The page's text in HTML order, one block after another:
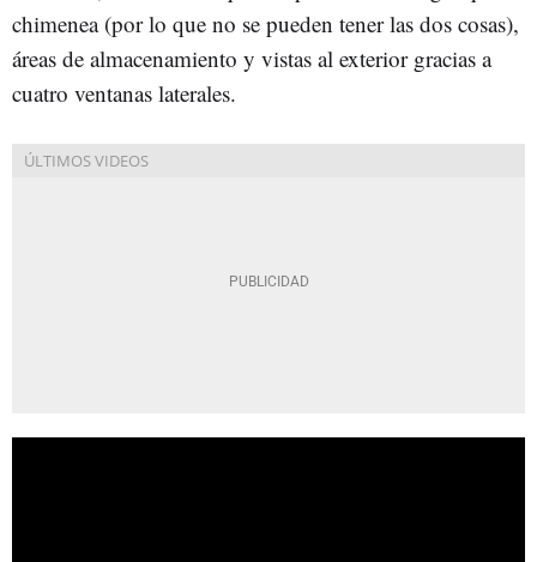
chimenea (por lo que no se pueden tener las dos cosas),
áreas de almacenamiento y vistas al exterior gracias a
cuatro ventanas laterales.